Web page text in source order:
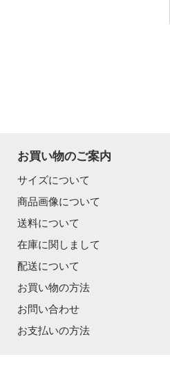
お買い物のご案内
サイズについて
商品画像について
送料について
在庫に関しまして
配送について
お買い物の方法
お問い合わせ
お支払いの方法